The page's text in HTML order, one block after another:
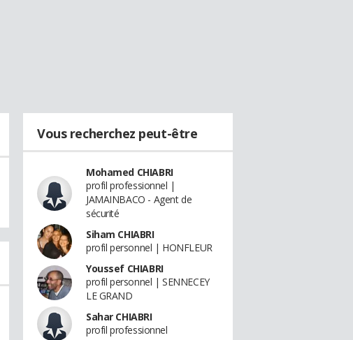
Vous recherchez peut-être
Mohamed CHIABRI
profil professionnel |
JAMAINBACO - Agent de
sécurité
Siham CHIABRI
profil personnel | HONFLEUR
Youssef CHIABRI
profil personnel | SENNECEY
LE GRAND
Sahar CHIABRI
profil professionnel